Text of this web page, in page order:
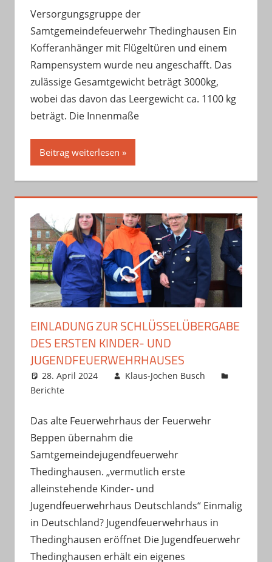
Versorgungsgruppe der
Samtgemeindefeuerwehr Thedinghausen Ein
Kofferanhänger mit Flügeltüren und einem
Rampensystem wurde neu angeschafft. Das
zulässige Gesamtgewicht beträgt 3000kg,
wobei das davon das Leergewicht ca. 1100 kg
beträgt. Die Innenmaße
Beitrag weiterlesen
EINLADUNG ZUR SCHLÜSSELÜBERGABE
DES ERSTEN KINDER- UND
JUGENDFEUERWEHRHAUSES
28. April 2024
Klaus-Jochen Busch
Berichte
Das alte Feuerwehrhaus der Feuerwehr
Beppen übernahm die
Samtgemeindejugendfeuerwehr
Thedinghausen. „vermutlich erste
alleinstehende Kinder- und
Jugendfeuerwehrhaus Deutschlands“ Einmalig
in Deutschland? Jugendfeuerwehrhaus in
Thedinghausen eröffnet Die Jugendfeuerwehr
Thedinghausen erhält ein eigenes